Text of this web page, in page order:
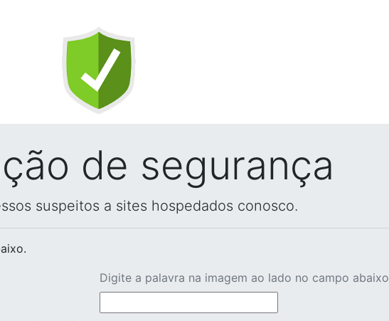
de segurança
suspeitos a sites hospedados conosco.
Digite a palavra na imagem ao lado no campo abaixo